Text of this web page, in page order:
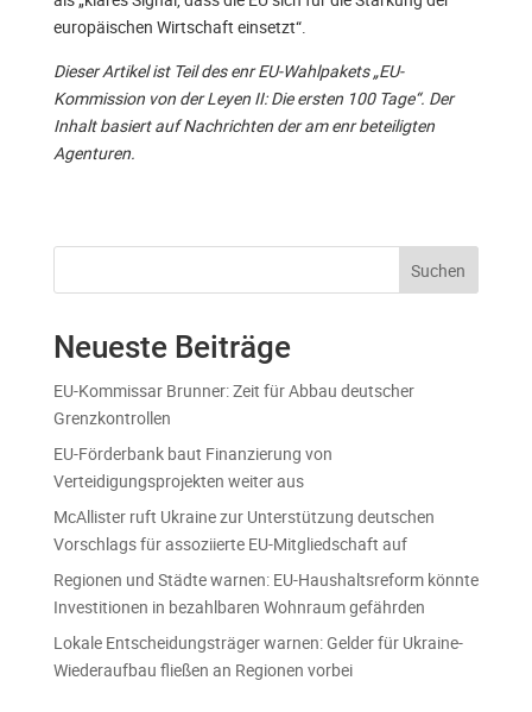
europäischen Wirtschaft einsetzt“.
Dieser Artikel ist Teil des enr EU-Wahlpakets „EU-
Kommission von der Leyen II: Die ersten 100 Tage“. Der
Inhalt basiert auf Nachrichten der am enr beteiligten
Agenturen.
Suchen
Neueste Beiträge
EU-Kommissar Brunner: Zeit für Abbau deutscher
Grenzkontrollen
EU-Förderbank baut Finanzierung von
Verteidigungsprojekten weiter aus
McAllister ruft Ukraine zur Unterstützung deutschen
Vorschlags für assoziierte EU-Mitgliedschaft auf
Regionen und Städte warnen: EU-Haushaltsreform könnte
Investitionen in bezahlbaren Wohnraum gefährden
Lokale Entscheidungsträger warnen: Gelder für Ukraine-
Wiederaufbau fließen an Regionen vorbei